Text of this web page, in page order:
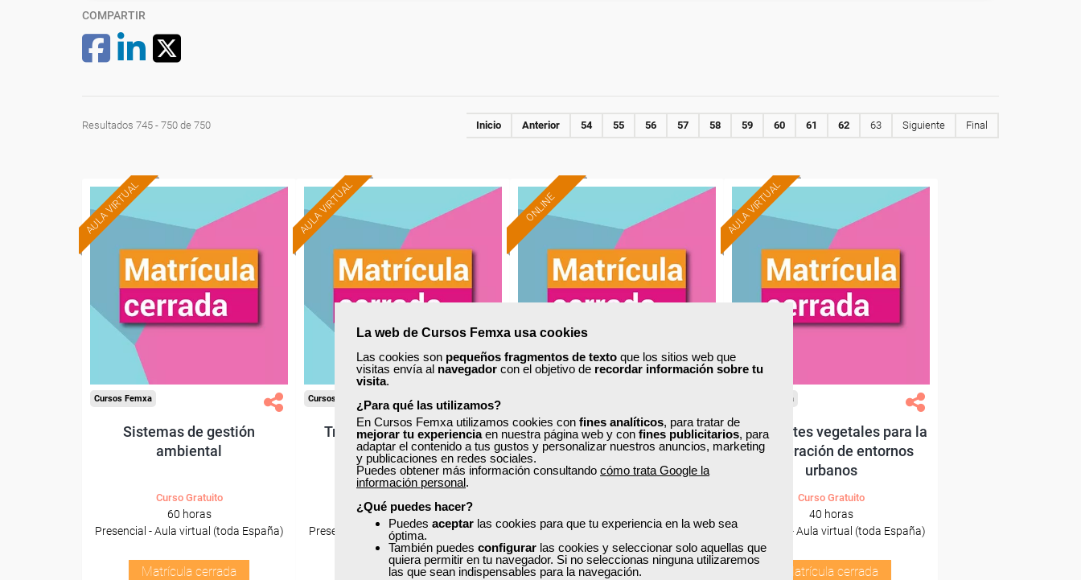
La web de Cursos Femxa usa cookies
Las cookies son pequeños fragmentos de texto que los sitios web que
visitas envía al navegador con el objetivo de recordar información sobre tu
visita.
¿Para qué las utilizamos?
En Cursos Femxa utilizamos cookies con fines analíticos, para tratar de
mejorar tu experienciaen nuestra página web y con fines publicitarios, para
adaptar el contenido a tus gustos y personalizar nuestros anuncios, marketing
y publicaciones en redes sociales.
Puedes obtener más información consultando cómo trata Google la
información personal.
¿Qué puedes hacer?
Puedes aceptar las cookies para que tu experiencia en la web sea
óptima.
También puedes configurar las cookies y seleccionar solo aquellas que
quiera permitir en tu navegador. Si no seleccionas ninguna utilizaremos
las que sean indispensables para la navegación.
COMPARTIR
Resultados 745 - 750 de 750 Inicio Anterior 54 55 56 57 58 59 60 61 62 63 Siguiente Final
AULA VIRTUAL
Cursos Femxa
Sistemas de gestión
ambiental
Curso Gratuito
60 horas
Presencial - Aula virtual (toda España)
Matrícula cerrada
AULA VIRTUAL
Cursos Femxa
Tratamiento de residuos
50 horas
Presencial - Aula virtual (toda España)
Matrícula cerrada
ONLINE
Autoconsumo, sistemas de
energías renovables para el
impulso de...
Online (toda España)
Matrícula cerrada
AULA VIRTUAL
Cursos Femxa
Envolventes vegetales para la
regeneración de entornos
urbanos
Curso Gratuito
40 horas
Presencial - Aula virtual (toda España)
Matrícula cerrada